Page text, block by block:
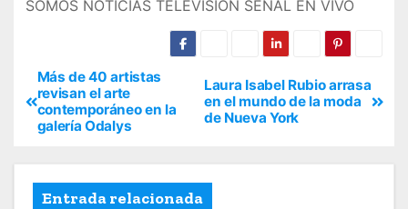
SOMOS NOTICIAS TELEVISION SEÑAL EN VIVO
Laura Isabel Rubio arrasa
en el mundo de la moda
de Nueva York
Más de 40 artistas
revisan el arte
contemporáneo en la
galería Odalys
Entrada relacionada